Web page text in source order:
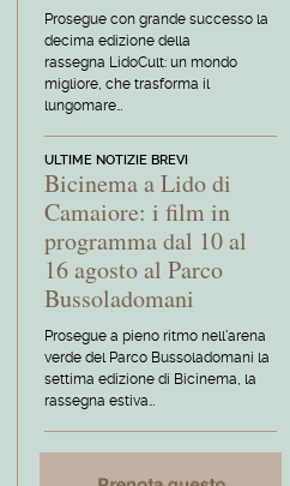
Prosegue con grande successo la
decima edizione della
rassegna LidoCult: un mondo
migliore, che trasforma il
lungomare…
ULTIME NOTIZIE BREVI
Bicinema a Lido di
Camaiore: i film in
programma dal 10 al
16 agosto al Parco
Bussoladomani
Prosegue a pieno ritmo nell'arena
verde del Parco Bussoladomani la
settima edizione di Bicinema, la
rassegna estiva…